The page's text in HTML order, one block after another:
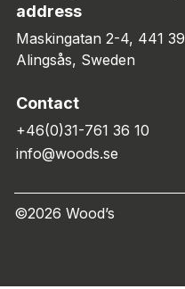
address
Maskingatan 2-4, 441 39
Alingsås, Sweden
Contact
+46(0)31-761 36 10
info@woods.se
©2026 Wood’s